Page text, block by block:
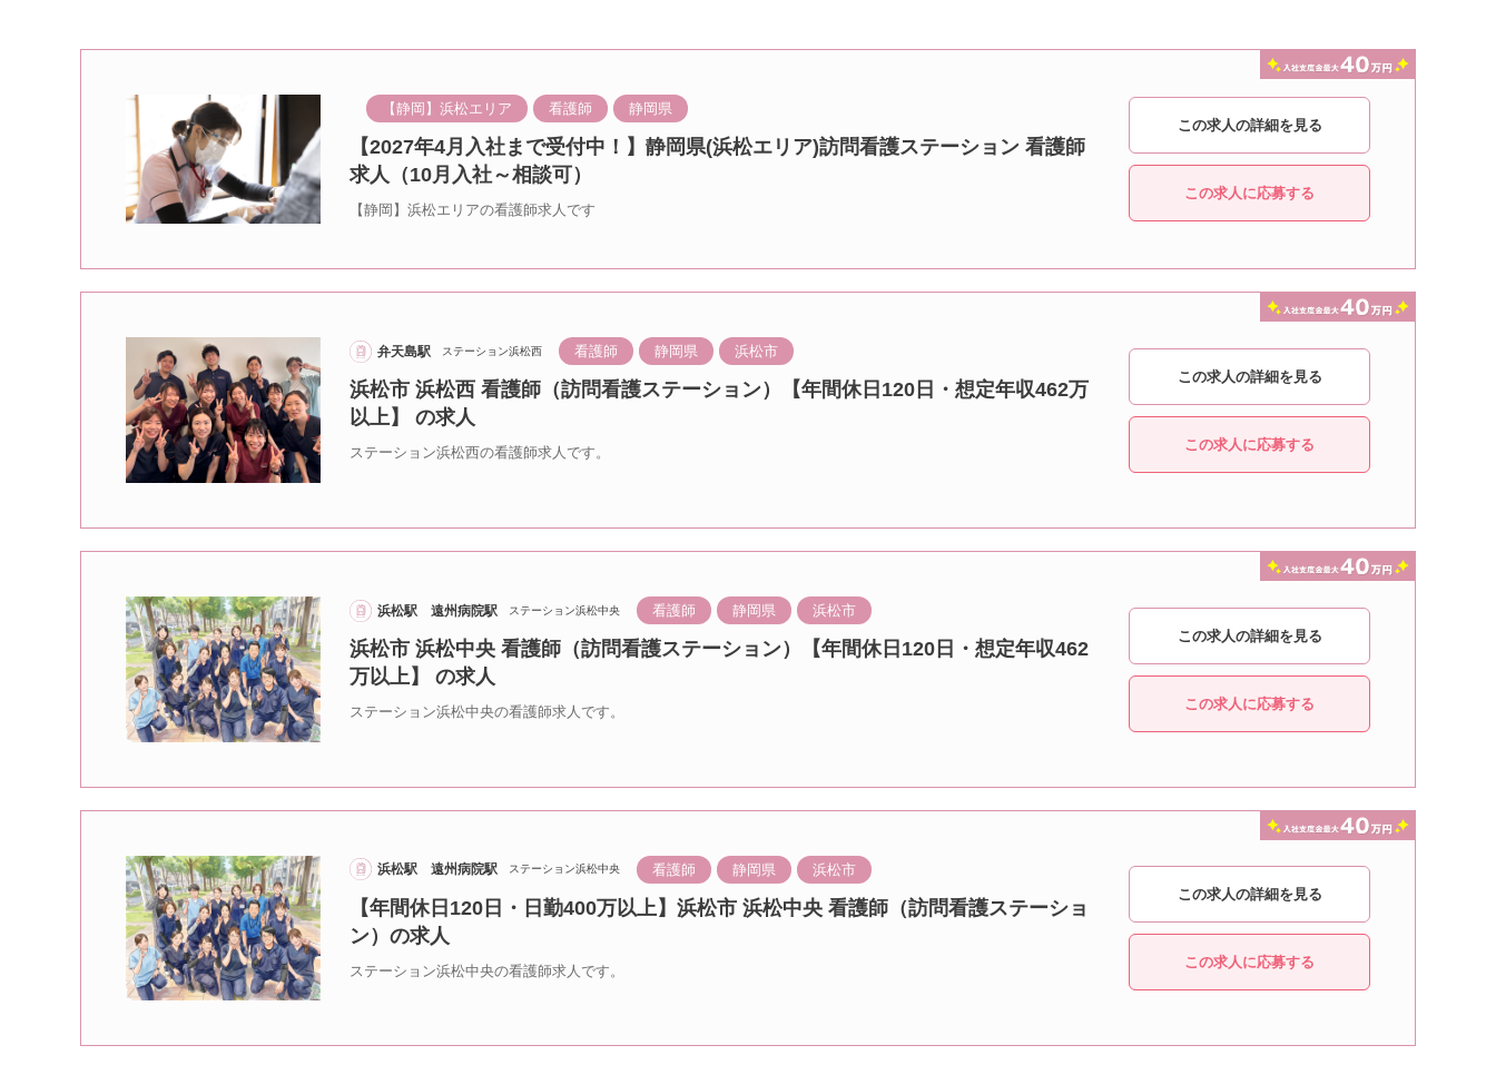
【静岡】浜松エリア 看護師 静岡県
【2027年4月入社まで受付中！】静岡県(浜松エリア)訪問看護ステーション 看護師
求人（10月入社～相談可）
【静岡】浜松エリアの看護師求人です
この求人の詳細を見る
この求人に応募する
弁天島駅 ステーション浜松西 看護師 静岡県 浜松市
浜松市 浜松西 看護師（訪問看護ステーション）【年間休日120日・想定年収462万
以上】 の求人
ステーション浜松西の看護師求人です。
この求人の詳細を見る
この求人に応募する
浜松駅 遠州病院駅 ステーション浜松中央 看護師 静岡県 浜松市
浜松市 浜松中央 看護師（訪問看護ステーション）【年間休日120日・想定年収462
万以上】 の求人
ステーション浜松中央の看護師求人です。
この求人の詳細を見る
この求人に応募する
浜松駅 遠州病院駅 ステーション浜松中央 看護師 静岡県 浜松市
【年間休日120日・日勤400万以上】浜松市 浜松中央 看護師（訪問看護ステーショ
ン）の求人
ステーション浜松中央の看護師求人です。
この求人の詳細を見る
この求人に応募する